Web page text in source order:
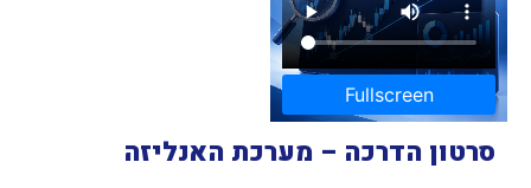
Fullscreen
סרטון הדרכה – מערכת האנליזה